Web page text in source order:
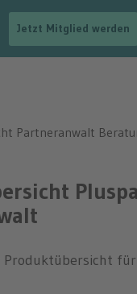
Jetzt Mitglied werden
Partneranwalt
Produktübersicht